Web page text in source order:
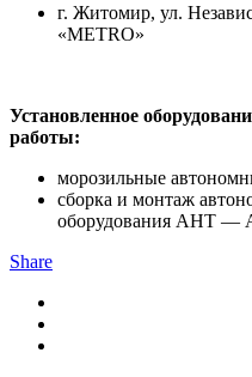
г. Житомир, ул.
«METRO»
Установленное
работы:
морозильные
сборка и монтаж
оборудования AHT —
Share